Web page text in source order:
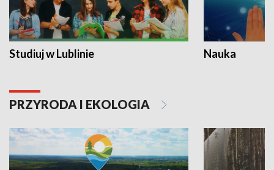
Studiuj w Lublinie Nauka
PRZYRODA I EKOLOGIA